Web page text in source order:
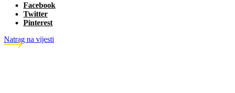
Facebook
Twitter
Pinterest
Natrag na vijesti